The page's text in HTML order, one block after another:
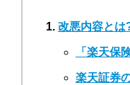
改悪内容とは
「楽天保
楽天証券